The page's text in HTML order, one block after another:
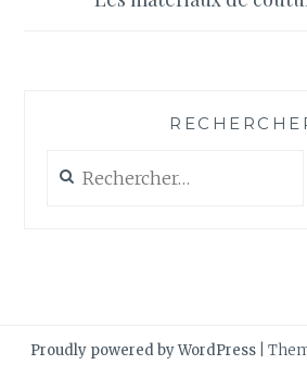
Proudly powered by WordPress